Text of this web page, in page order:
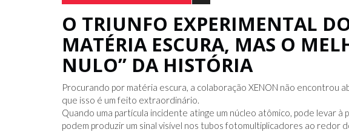
O TRIUNFO EXPERIMENTAL
MATÉRIA ESCURA, MAS O
NULO” DA HISTÓRIA
Procurando por matéria escura, a colaboração XENON não encontrou
que isso é um feito extraordinário.
Quando uma partícula incidente atinge um núcleo atômico, pode levar
podem produzir um sinal visível nos tubos fotomultiplicadores ao redor